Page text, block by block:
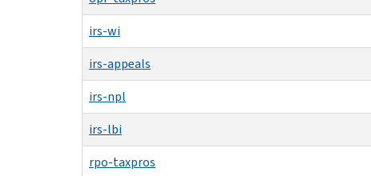
irs-wi
irs-appeals
irs-npl
irs-lbi
rpo-taxpros